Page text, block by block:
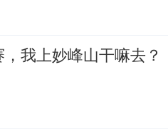
我上妙峰山干嘛去？